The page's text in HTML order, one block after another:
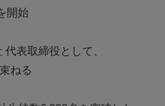
開始
表取締役として、
ねる